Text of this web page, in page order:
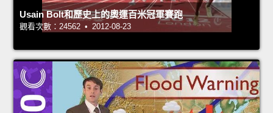
Usain Bolt和歷史上的奧運百米冠軍賽跑
觀看次數：24562 • 2012-08-23